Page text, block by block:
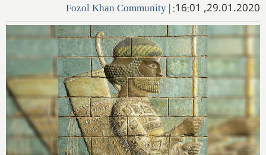
29.01.2020, 16:01:
|
Fozol Khan Community